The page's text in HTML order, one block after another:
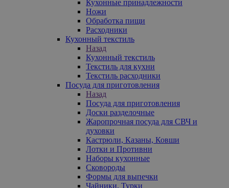
Кухонные принадлежности
Ножи
Обработка пищи
Расходники
Кухонный текстиль
Назад
Кухонный текстиль
Текстиль для кухни
Текстиль расходники
Посуда для приготовления
Назад
Посуда для приготовления
Доски разделочные
Жаропрочная посуда для СВЧ и
духовки
Кастрюли, Казаны, Ковши
Лотки и Противни
Наборы кухонные
Сковороды
Формы для выпечки
Чайники, Турки